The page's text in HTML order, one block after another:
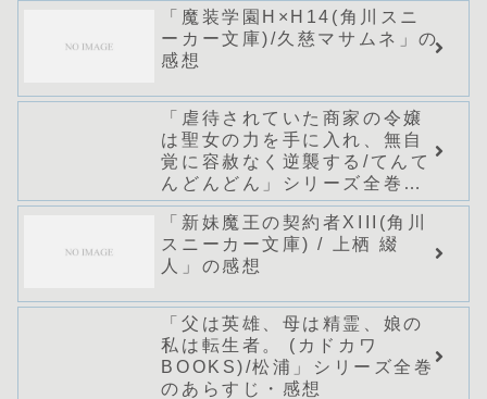
「魔装学園H×H14(角川スニ
ーカー文庫)/久慈マサムネ」の
感想
「虐待されていた商家の令嬢
は聖女の力を手に入れ、無自
覚に容赦なく逆襲する/てんて
んどんどん」シリーズ全巻の
あらすじ・感想
「新妹魔王の契約者XIII(角川
スニーカー文庫) / 上栖 綴
人」の感想
「父は英雄、母は精霊、娘の
私は転生者。 (カドカワ
BOOKS)/松浦」シリーズ全巻
のあらすじ・感想